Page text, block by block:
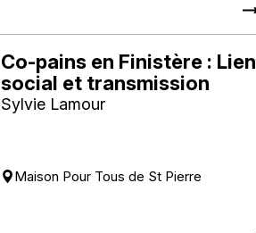
Co-pains en Finistère : Lien
social et transmission
Sylvie Lamour
Maison Pour Tous de St Pierre